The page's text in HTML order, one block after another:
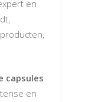
en
capsules
en